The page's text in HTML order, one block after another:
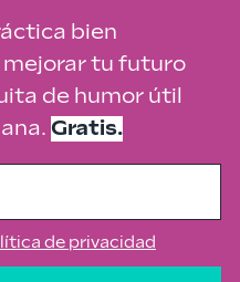
bien
tu futuro
de humor útil
Gratis.
de privacidad